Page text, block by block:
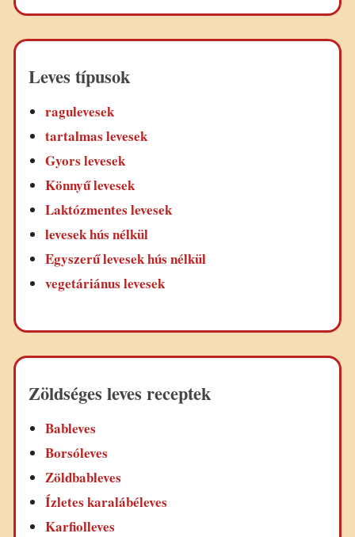
Leves típusok
ragulevesek
tartalmas levesek
Gyors levesek
Könnyű levesek
Laktózmentes levesek
levesek hús nélkül
Egyszerű levesek hús nélkül
vegetáriánus levesek
Zöldséges leves receptek
Bableves
Borsóleves
Zöldbableves
Ízletes karalábéleves
Karfiolleves